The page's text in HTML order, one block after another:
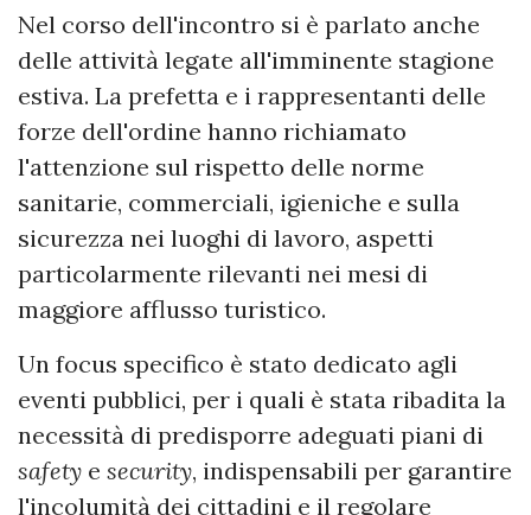
Nel corso dell'incontro si è parlato anche
delle attività legate all'imminente stagione
estiva. La prefetta e i rappresentanti delle
forze dell'ordine hanno richiamato
l'attenzione sul rispetto delle norme
sanitarie, commerciali, igieniche e sulla
sicurezza nei luoghi di lavoro, aspetti
particolarmente rilevanti nei mesi di
maggiore afflusso turistico.
Un focus specifico è stato dedicato agli
eventi pubblici, per i quali è stata ribadita la
necessità di predisporre adeguati piani di
safety e security, indispensabili per garantire
l'incolumità dei cittadini e il regolare